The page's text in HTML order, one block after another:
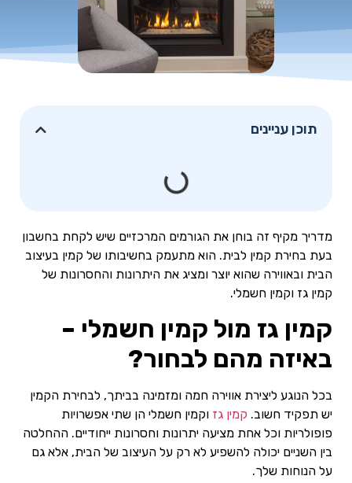
תוכן עניינים
מדריך מקיף זה בוחן את הגורמים המרכזיים שיש לקחת בחשבון
בעת בחירת קמין לבית. הוא מתעמק בחשיבותו של קמין בעיצוב
הבית ובאווירה שהוא יוצר ומציג את היתרונות והחסרונות של
קמין גז וקמין חשמלי.
קמין גז מול קמין חשמלי –
באיזה מהם לבחור?
בכל הנוגע ליצירת אווירה חמה ומזמינה בביתך, לבחירת הקמין
יש תפקיד חשוב. קמין גז וקמין חשמלי הן שתי אפשרויות
פופולריות וכל אחת מציעה יתרונות וחסרונות ייחודיים. ההחלטה
בין השניים יכולה להשפיע לא רק על העיצוב של הבית, אלא גם
על הנוחות שלך.